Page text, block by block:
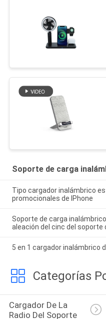
Soporte de carga
Tipo cargador inalámbrico
promocionales de IPhone
Soporte de carga
aleación del cinc del soporte
5 en 1 cargador inalámbrico
Categorías
Cargador De La
Radio Del Soporte